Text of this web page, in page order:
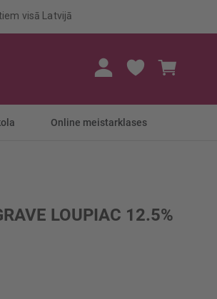
visā Latvijā
Online meistarklases
LOUPIAC 12.5%